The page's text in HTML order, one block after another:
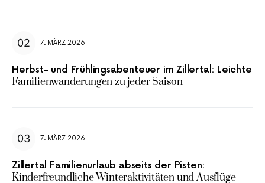
7. MÄRZ 2026
Herbst- und Frühlingsabenteuer im Zillertal: Leichte
Familienwanderungen zu jeder Saison
7. MÄRZ 2026
Zillertal Familienurlaub abseits der Pisten:
Kinderfreundliche Winteraktivitäten und Ausflüge